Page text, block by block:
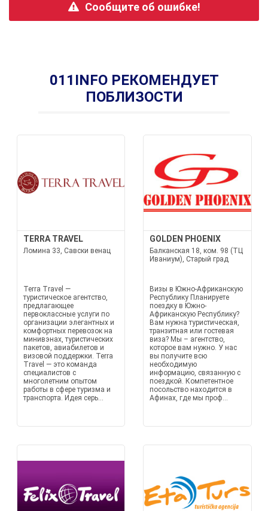
Сообщите об ошибке!
011INFO РЕКОМЕНДУЕТ
ПОБЛИЗОСТИ
TERRA TRAVEL
Ломина 33, Савски венац
Terra Travel —
туристическое агентство,
предлагающее
первоклассные услуги по
организации элегантных и
комфортных перевозок на
минивэнах, туристических
пакетов, авиабилетов и
визовой поддержки. Terra
Travel — это команда
специалистов с
многолетним опытом
работы в сфере туризма и
транспорта. Идея серь...
GOLDEN PHOENIX
Балканская 18, ком. 98 (ТЦ
Иваниум), Старый град
Визы в Южно-Африканскую
Республику Планируете
поездку в Южно-
Африканскую Республику?
Вам нужна туристическая,
транзитная или гостевая
виза? Мы – агентство,
которое вам нужно. У нас
вы получите всю
необходимую
информацию, связанную с
поездкой. Компетентное
посольство находится в
Афинах, где мы проф...